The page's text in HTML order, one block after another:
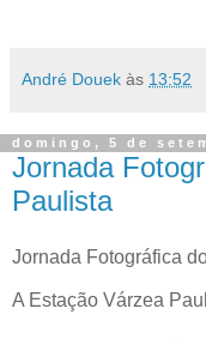
André Douek às 13:52
domingo, 5 de
Jornada
Paulista
Jornada Fotográfica
A Estação Várzea